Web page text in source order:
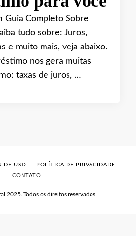
Guia Completo Sobre
tudo sobre: Juros,
e muito mais, veja abaixo.
nos gera muitas
taxas de juros, …
2025. Todos os direitos reservados.
DE USO
POLÍTICA DE PRIVACIDADE
CONTATO